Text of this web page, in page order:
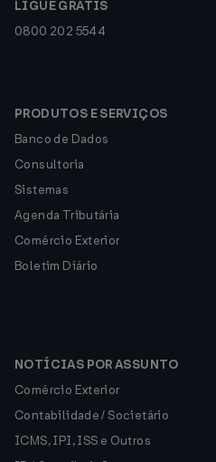
LIGUE GRÁTIS
0800 202 5544
PRODUTOS E SERVIÇOS
Banco de Dados
Consultoria
Sistemas
Agenda Tributária
Comércio Exterior
Boletim Diário
NOTÍCIAS POR ASSUNTO
Comércio Exterior
Contabilidade / Societário
ICMS, IPI, ISS e Outros